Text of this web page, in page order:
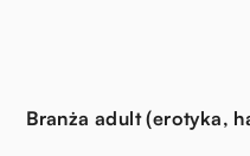
Branża adult (erotyka,